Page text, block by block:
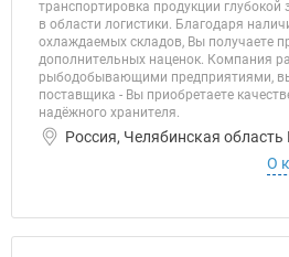
транспортировка продукции глубокой
в области логистики. Благодаря
охлаждаемых складов, Вы получаете
дополнительных наценок. Компания
рыбодобывающими предприятиями,
поставщика - Вы приобретаете
надёжного хранителя.
Россия, Челябинская
О